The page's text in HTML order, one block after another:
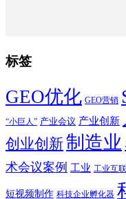
标签
GEO优化 GEO营销
“小巨人” 产业会议 产业创新
创业创新制造业
术会议案例 工业 工业互
短视频制作 科技企业孵化器